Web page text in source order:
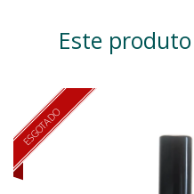
Este
ESGOTADO